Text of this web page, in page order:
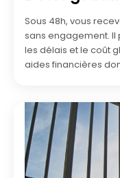
Sous 48h, vous
sans engagement. Il
les délais et le coût
aides financières